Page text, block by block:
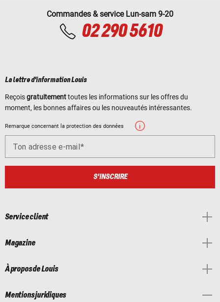
Commandes & service Lun-sam 9-20
02 290 5610
La lettre d'information Louis
Reçoisgratuitementtoutes les informations sur les offres du
moment, les bonnes affaires ou les nouveautés intéressantes.
Remarque concernant la protection des données
Ton adresse e-mail
S'INSCRIRE
Service client
Magazine
À propos de Louis
Mentions juridiques